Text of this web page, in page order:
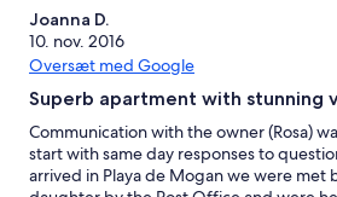
Joanna D.
10. nov. 2016
Oversæt med Google
Superb apartment with stunning
Communication with the owner (Rosa)
start with same day responses to
arrived in Playa de Mogan we were met